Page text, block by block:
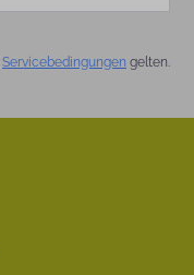
Servicebedingungen gelten.